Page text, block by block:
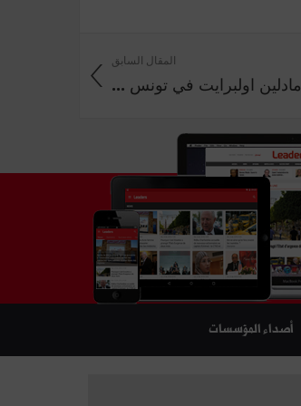
المقال السابق
مادلين اولبرايت في تونس ...
أصداء المؤسسات